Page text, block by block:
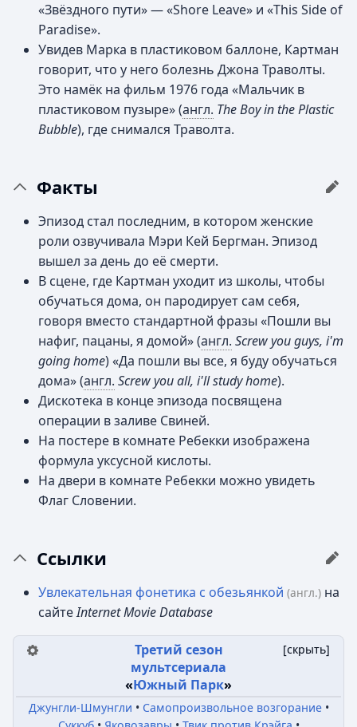
«Звёздного пути» — «Shore Leave» и «This Side of
Paradise».
Увидев Марка в пластиковом баллоне, Картман
говорит, что у него болезнь Джона Траволты.
Это намёк на фильм 1976 года «Мальчик в
пластиковом пузыре» (англ. The Boy in the Plastic
Bubble), где снимался Траволта.
Факты
Эпизод стал последним, в котором женские
роли озвучивала Мэри Кей Бергман. Эпизод
вышел за день до её смерти.
В сцене, где Картман уходит из школы, чтобы
обучаться дома, он пародирует сам себя,
говоря вместо стандартной фразы «Пошли вы
нафиг, пацаны, я домой» (англ. Screw you guys, i'm
going home) «Да пошли вы все, я буду обучаться
дома» (англ. Screw you all, i'll study home).
Дискотека в конце эпизода посвящена
операции в заливе Свиней.
На постере в комнате Ребекки изображена
формула уксусной кислоты.
На двери в комнате Ребекки можно увидеть
Флаг Словении.
Ссылки
Увлекательная фонетика с обезьянкой (англ.) на
сайтеInternet Movie Database
[скрыть]
Третий сезон
мультсериала
«Южный Парк»
Джунгли-Шмунгли
Самопроизвольное возгорание